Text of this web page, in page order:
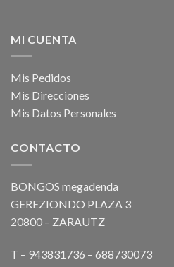
MI CUENTA
Mis Pedidos
Mis Direcciones
Mis Datos Personales
CONTACTO
BONGOS megadenda
GEREZIONDO PLAZA 3
20800 – ZARAUTZ
T – 943831736 – 688730073